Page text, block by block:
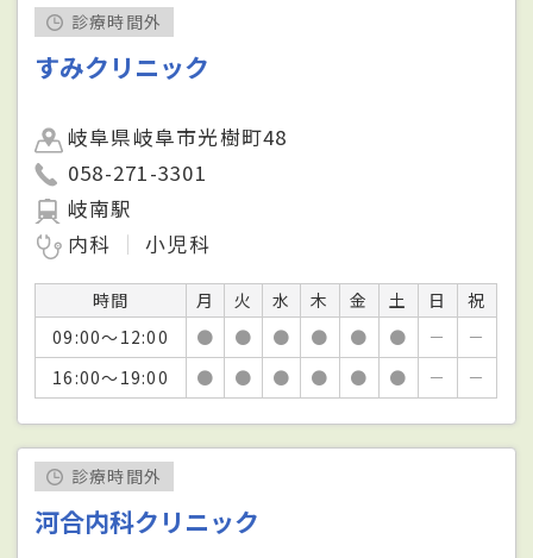
診療時間外
すみクリニック
岐阜県岐阜市光樹町48
058-271-3301
岐南駅
内科
小児科
時間 月 火 水 木 金 土 日
祝
09:00～12:00
● ● ● ● ● ● －
－
16:00～19:00
● ● ● ● ● ● － －
診療時間外
河合内科クリニック